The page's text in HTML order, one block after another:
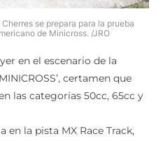
se prepara para la prueba
certamen que
las categorías 50cc, 65cc y
la pista MX Race Track,
Además, convoca a